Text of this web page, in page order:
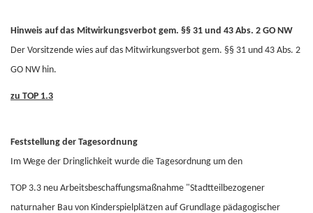
Hinweis auf das Mitwirkungsverbot gem. §§ 31 und 43 Abs. 2 GO NW
Der Vorsitzende wies auf das Mitwirkungsverbot gem. §§ 31 und 43 Abs. 2
GO NW hin.
zu TOP 1.3
Feststellung der Tagesordnung
Im Wege der Dringlichkeit wurde die Tagesordnung um den
TOP 3.3 neu Arbeitsbeschaffungsmaßnahme "Stadtteilbezogener
naturnaher Bau von Kinderspielplätzen auf Grundlage pädagogischer